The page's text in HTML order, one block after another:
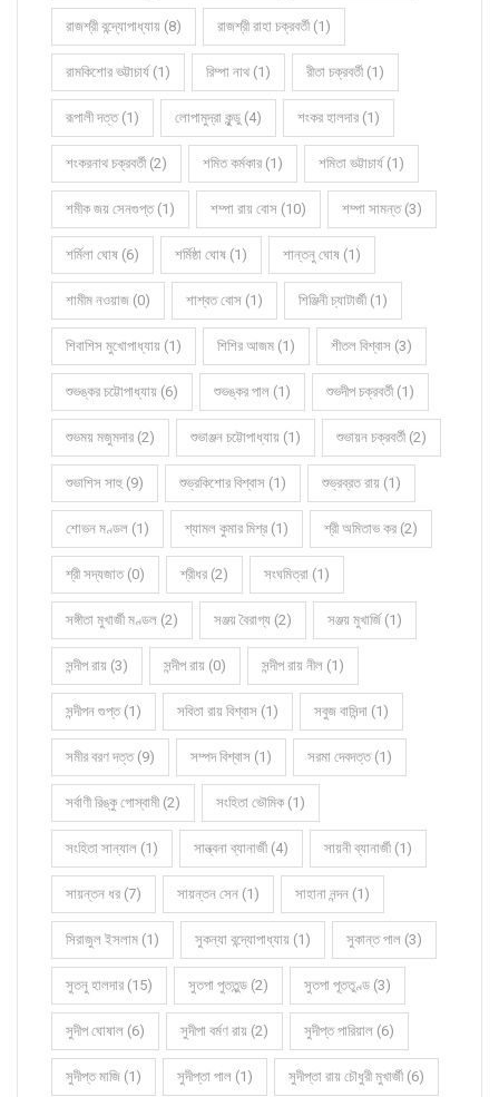
রাজশ্রী বন্দ্যোপাধ্যায় (8) রাজশ্রী রাহা চক্রবর্তী (1)
রামকিশোর ভট্টাচার্য (1) রিম্পা নাথ (1) রীতা চক্রবর্তী (1)
রূপালী দত্ত (1) লোপামুদ্রা কুন্ডু (4) শংকর হালদার (1)
শংকরনাথ চক্রবর্তী (2) শমিত কর্মকার (1) শমিতা ভট্টাচার্য (1)
শমীক জয় সেনগুপ্ত (1) শম্পা রায় বোস (10) শম্পা সামন্ত (3)
শর্মিলা ঘোষ (6) শর্মিষ্ঠা ঘোষ (1) শান্তনু ঘোষ (1)
শামীম নওয়াজ (0) শাশ্বত বোস (1) শিঞ্জিনী চ্যাটার্জী (1)
শিবাশিস মুখোপাধ্যায় (1) শিশির আজম (1) শীতল বিশ্বাস (3)
শুভঙ্কর চট্টোপাধ্যায় (6) শুভঙ্কর পাল (1) শুভদীপ চক্রবর্তী (1)
শুভময় মজুমদার (2) শুভাঞ্জন চট্টোপাধ্যায় (1) শুভায়ন চক্রবর্তী (2)
শুভাশিস সাহু (9) শুভ্রকিশোর বিশ্বাস (1) শুভ্রব্রত রায় (1)
শোভন মণ্ডল (1) শ্যামল কুমার মিশ্র (1) শ্রী অমিতাভ কর (2)
শ্রী সদ্যজাত (0) শ্রীধর (2) সংঘমিত্রা (1)
সঙ্গীতা মুখার্জী মণ্ডল (2) সঞ্জয় বৈরাগ্য (2) সঞ্জয় মুখার্জি (1)
সন্দীপ রায় (3) সন্দীপ রায় (0) সন্দীপ রায় নীল (1)
সন্দীপন গুপ্ত (1) সবিতা রায় বিশ্বাস (1) সবুজ বাসিন্দা (1)
সমীর বরণ দত্ত (9) সম্পদ বিশ্বাস (1) সরমা দেবদত্ত (1)
সর্বাণী রিঙ্কু গোস্বামী (2) সংহিতা ভৌমিক (1)
সংহিতা সান্যাল (1) সান্ত্বনা ব্যানার্জী (4) সায়নী ব্যানার্জী (1)
সায়ন্তন ধর (7) সায়ন্তন সেন (1) সাহানা নন্দন (1)
সিরাজুল ইসলাম (1) সুকন্যা বন্দ্যোপাধ্যায় (1) সুকান্ত পাল (3)
সুতনু হালদার (15) সুতপা পুততুন্ড (2) সুতপা পূততুণ্ড (3)
সুদীপ ঘোষাল (6) সুদীপা বর্মণ রায় (2) সুদীপ্ত পারিয়াল (6)
সুদীপ্ত মাজি (1) সুদীপ্তা পাল (1) সুদীপ্তা রায় চৌধুরী মুখার্জী (6)